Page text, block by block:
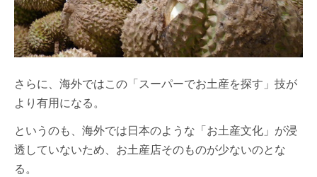
さらに、海外ではこの「スーパーでお土産を探す」技が
より有用になる。
というのも、海外では日本のような「お土産文化」が浸
透していないため、お土産店そのものが少ないのとな
る。